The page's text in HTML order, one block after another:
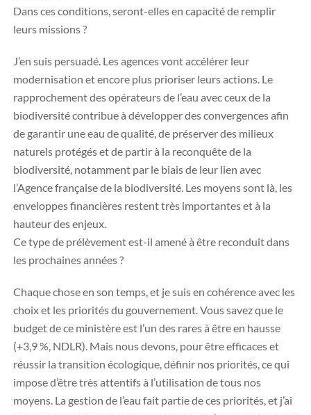
Dans ces conditions, seront-elles en capacité de remplir
leurs missions ?
J’en suis persuadé. Les agences vont accélérer leur
modernisation et encore plus prioriser leurs actions. Le
rapprochement des opérateurs de l’eau avec ceux de la
biodiversité contribue à développer des convergences afin
de garantir une eau de qualité, de préserver des milieux
naturels protégés et de partir à la reconquête de la
biodiversité, notamment par le biais de leur lien avec
l’Agence française de la biodiversité. Les moyens sont là, les
enveloppes financières restent très importantes et à la
hauteur des enjeux.
Ce type de prélèvement est-il amené à être reconduit dans
les prochaines années ?
Chaque chose en son temps, et je suis en cohérence avec les
choix et les priorités du gouvernement. Vous savez que le
budget de ce ministère est l’un des rares à être en hausse
(+3,9 %, NDLR). Mais nous devons, pour être efficaces et
réussir la transition écologique, définir nos priorités, ce qui
impose d’être très attentifs à l’utilisation de tous nos
moyens. La gestion de l’eau fait partie de ces priorités, et j’ai